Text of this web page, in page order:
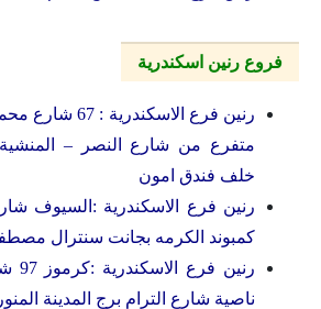
فروع رنين اسكندرية
رنين فرع
متفرع من شارع النصر – المنشية
خلف فندق امون
رنين فرع الاسكندرية :السيوف
كمبوند الكرمه بجانت سنترال
ناصية شارع الترام برج المدينة